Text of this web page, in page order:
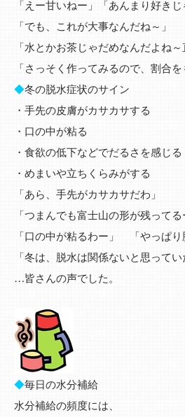
「えー甘いねー」「あんまり好き
「でも、これが大事なんだね～」
「水とかお茶じゃだめなんだよね～
「さっそく作ってみるので、割合
◆冬の脱水症状のサイン
・手先の皮膚がカサカサする
・口の中が粘る
・食欲の低下などでだるさを感じる
・めまいや立ちくらみがする
「あら、手先がカサカサだわ」
「つまんでも富士山の形が残ってる
「口の中が粘るわー」 「やっぱ
「冬は、脱水は関係ないと思って
…皆さんの声でした。
◆毎日の水分補給
水分補給の頻度には、